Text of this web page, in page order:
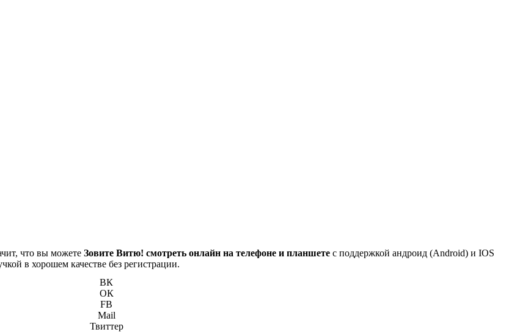
что вы можете Зовите Витю! смотреть онлайн на телефоне и планшете с поддержкой андроид (Android) и IOS
в хорошем качестве без регистрации.
ВК
ОК
FB
Mail
Твиттер